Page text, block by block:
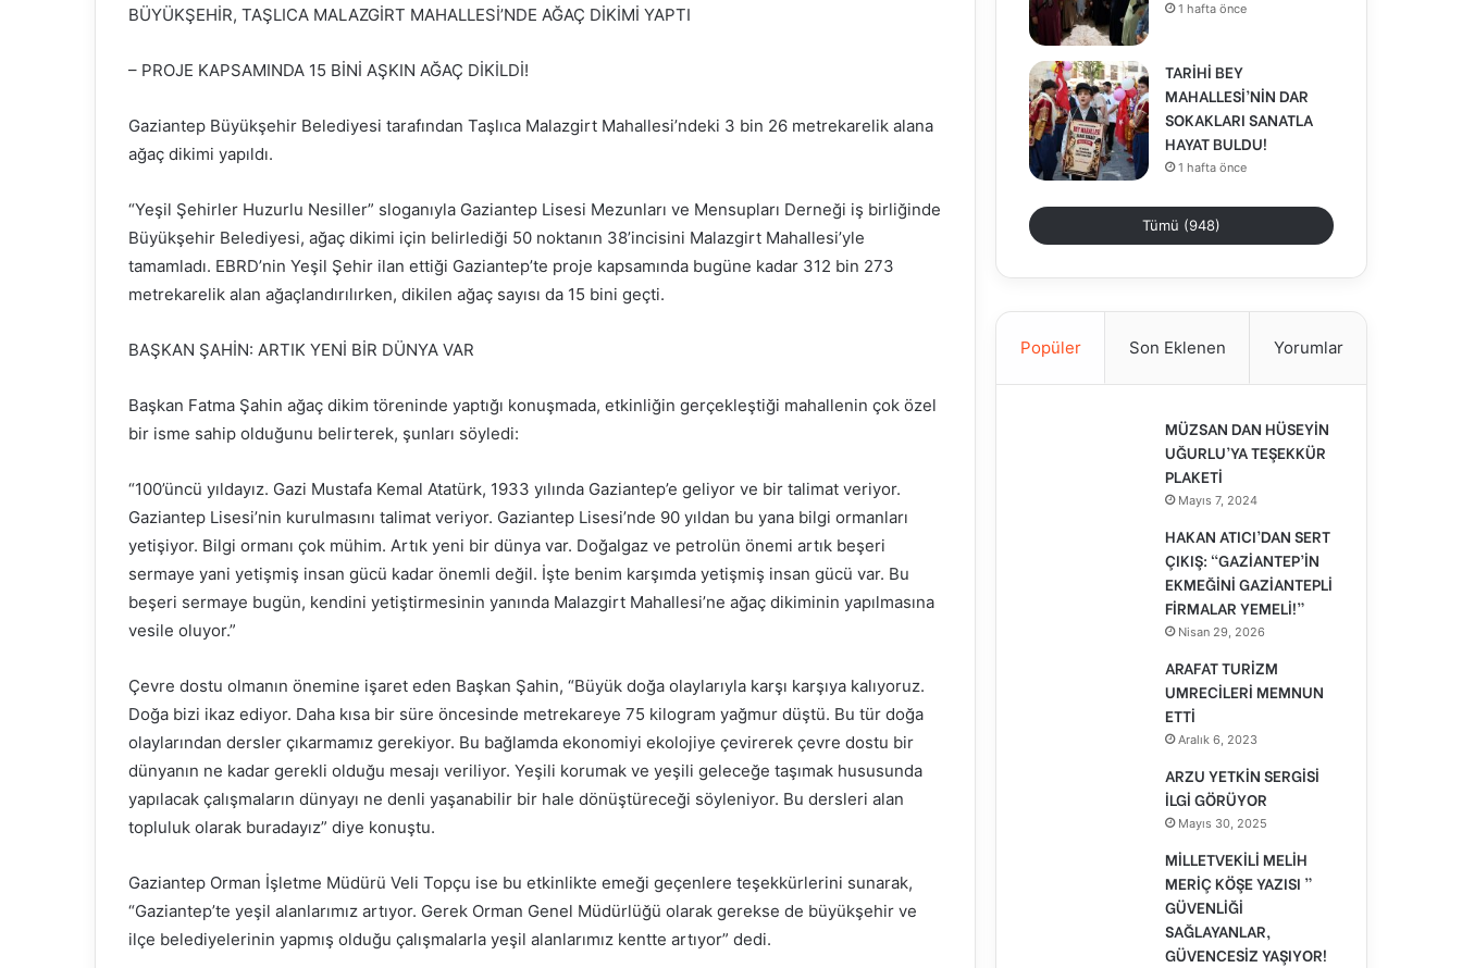
BÜYÜKŞEHİR, TAŞLICA MALAZGİRT MAHALLESİ’NDE AĞAÇ DİKİMİ YAPTI
– PROJE KAPSAMINDA 15 BİNİ AŞKIN AĞAÇ DİKİLDİ!
Gaziantep Büyükşehir Belediyesi tarafından Taşlıca Malazgirt Mahallesi’ndeki 3 bin 26 metrekarelik alana
ağaç dikimi yapıldı.
“Yeşil Şehirler Huzurlu Nesiller” sloganıyla Gaziantep Lisesi Mezunları ve Mensupları Derneği iş birliğinde
Büyükşehir Belediyesi, ağaç dikimi için belirlediği 50 noktanın 38’incisini Malazgirt Mahallesi’yle
tamamladı. EBRD’nin Yeşil Şehir ilan ettiği Gaziantep’te proje kapsamında bugüne kadar 312 bin 273
metrekarelik alan ağaçlandırılırken, dikilen ağaç sayısı da 15 bini geçti.
BAŞKAN ŞAHİN: ARTIK YENİ BİR DÜNYA VAR
Başkan Fatma Şahin ağaç dikim töreninde yaptığı konuşmada, etkinliğin gerçekleştiği mahallenin çok özel
bir isme sahip olduğunu belirterek, şunları söyledi:
“100’üncü yıldayız. Gazi Mustafa Kemal Atatürk, 1933 yılında Gaziantep’e geliyor ve bir talimat veriyor.
Gaziantep Lisesi’nin kurulmasını talimat veriyor. Gaziantep Lisesi’nde 90 yıldan bu yana bilgi ormanları
yetişiyor. Bilgi ormanı çok mühim. Artık yeni bir dünya var. Doğalgaz ve petrolün önemi artık beşeri
sermaye yani yetişmiş insan gücü kadar önemli değil. İşte benim karşımda yetişmiş insan gücü var. Bu
beşeri sermaye bugün, kendini yetiştirmesinin yanında Malazgirt Mahallesi’ne ağaç dikiminin yapılmasına
vesile oluyor.”
Çevre dostu olmanın önemine işaret eden Başkan Şahin, “Büyük doğa olaylarıyla karşı karşıya kalıyoruz.
Doğa bizi ikaz ediyor. Daha kısa bir süre öncesinde metrekareye 75 kilogram yağmur düştü. Bu tür doğa
olaylarından dersler çıkarmamız gerekiyor. Bu bağlamda ekonomiyi ekolojiye çevirerek çevre dostu bir
dünyanın ne kadar gerekli olduğu mesajı veriliyor. Yeşili korumak ve yeşili geleceğe taşımak hususunda
yapılacak çalışmaların dünyayı ne denli yaşanabilir bir hale dönüştüreceği söyleniyor. Bu dersleri alan
topluluk olarak buradayız” diye konuştu.
Gaziantep Orman İşletme Müdürü Veli Topçu ise bu etkinlikte emeği geçenlere teşekkürlerini sunarak,
“Gaziantep’te yeşil alanlarımız artıyor. Gerek Orman Genel Müdürlüğü olarak gerekse de büyükşehir ve
ilçe belediyelerinin yapmış olduğu çalışmalarla yeşil alanlarımız kentte artıyor” dedi.
1 hafta önce
TARİHİ BEY
MAHALLESİ’NİN DAR
SOKAKLARI SANATLA
HAYAT BULDU!
1 hafta önce
Tümü (948)
Popüler Son Eklenen Yorumlar
MÜZSAN DAN HÜSEYİN
UĞURLU’YA TEŞEKKÜR
PLAKETİ
Mayıs 7, 2024
HAKAN ATICI’DAN SERT
ÇIKIŞ: “GAZİANTEP’İN
EKMEĞİNİ GAZİANTEPLİ
FİRMALAR YEMELİ!”
Nisan 29, 2026
ARAFAT TURİZM
UMRECİLERİ MEMNUN
ETTİ
Aralık 6, 2023
ARZU YETKİN SERGİSİ
İLGİ GÖRÜYOR
Mayıs 30, 2025
MİLLETVEKİLİ MELİH
MERİÇ KÖŞE YAZISI ”
GÜVENLİĞİ
SAĞLAYANLAR,
GÜVENCESİZ YAŞIYOR!